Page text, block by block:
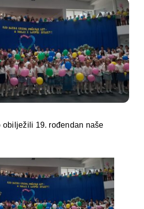
obilježili 19. rođendan naše